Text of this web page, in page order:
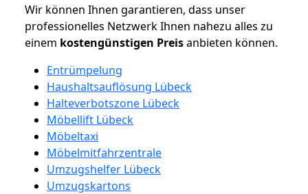
Wir können Ihnen garantieren, dass unser
professionelles Netzwerk Ihnen nahezu alles zu
einem kostengünstigen Preisanbieten können.
Entrümpelung
Haushaltsauflösung Lübeck
Halteverbotszone Lübeck
Möbellift Lübeck
Möbeltaxi
Möbelmitfahrzentrale
Umzugshelfer Lübeck
Umzugskartons